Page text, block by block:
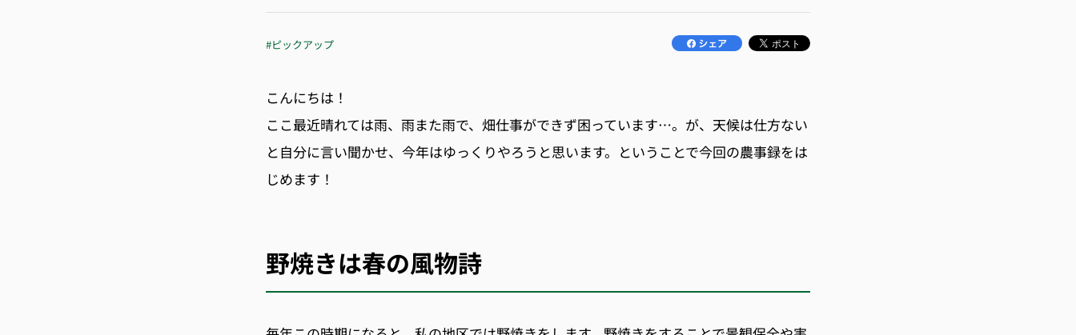
#ピックアップ
こんにちは！
ここ最近晴れては雨、雨また雨で、畑仕事ができず困っています…。 が、天候は仕方ない
と自分に言い聞かせ、今年はゆっくりやろうと思います。 ということで今回の農事録をは
じめます！
野焼きは春の風物詩